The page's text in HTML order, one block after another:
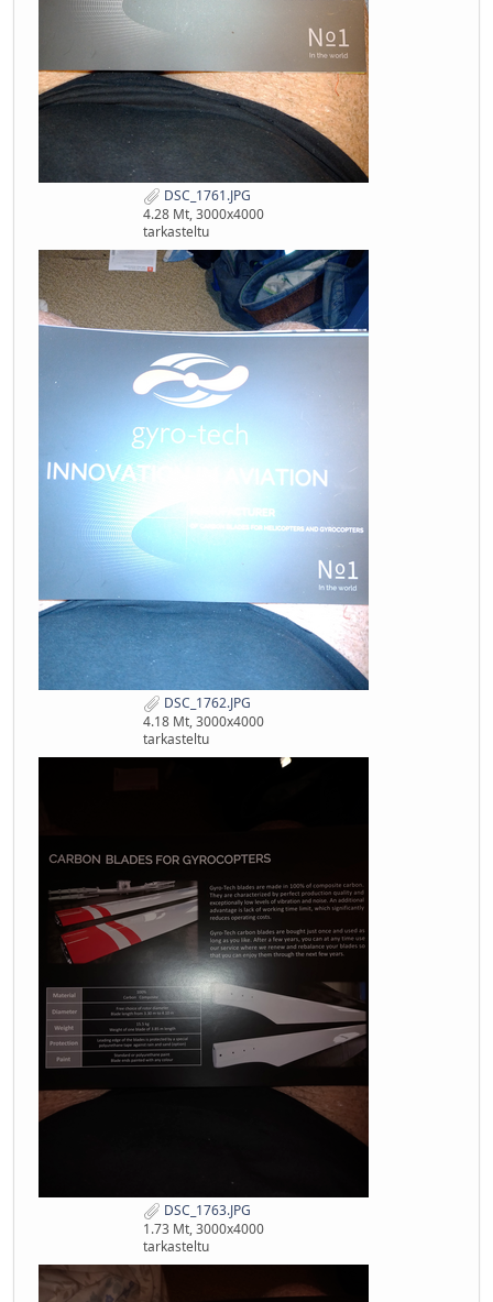
DSC_1761.JPG
4.28 Mt, 3000x4000
tarkasteltu
DSC_1762.JPG
4.18 Mt, 3000x4000
tarkasteltu
DSC_1763.JPG
1.73 Mt, 3000x4000
tarkasteltu